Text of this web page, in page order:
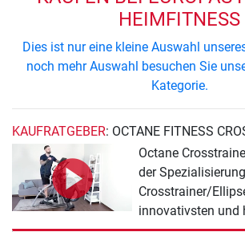
HEIMFITNESS
Dies ist nur eine kleine Auswahl
noch mehr Auswahl besuchen Sie
Kategorie.
KAUFRATGEBER: OCTANE FITNESS
Octane
der
Crosstrainer/
innovativsten und